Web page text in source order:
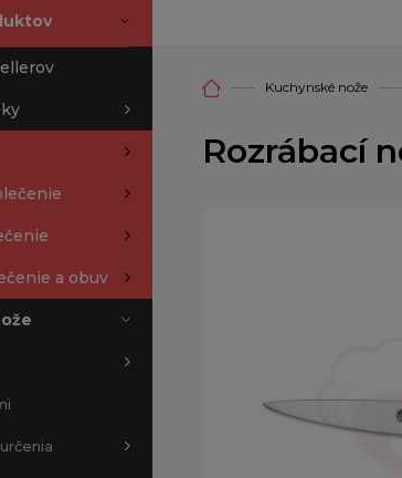
a obuv
Kuchynské nože
Rozrábací